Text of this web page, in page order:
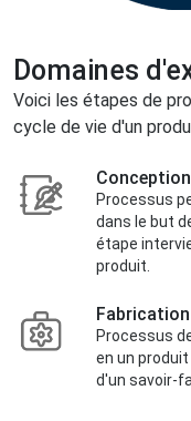
Domaines
Voici les étapes de
cycle de vie d'un
Conception
Processus
dans le but
étape
produit.
Fabrication
Processus
en un
d'un savoir-